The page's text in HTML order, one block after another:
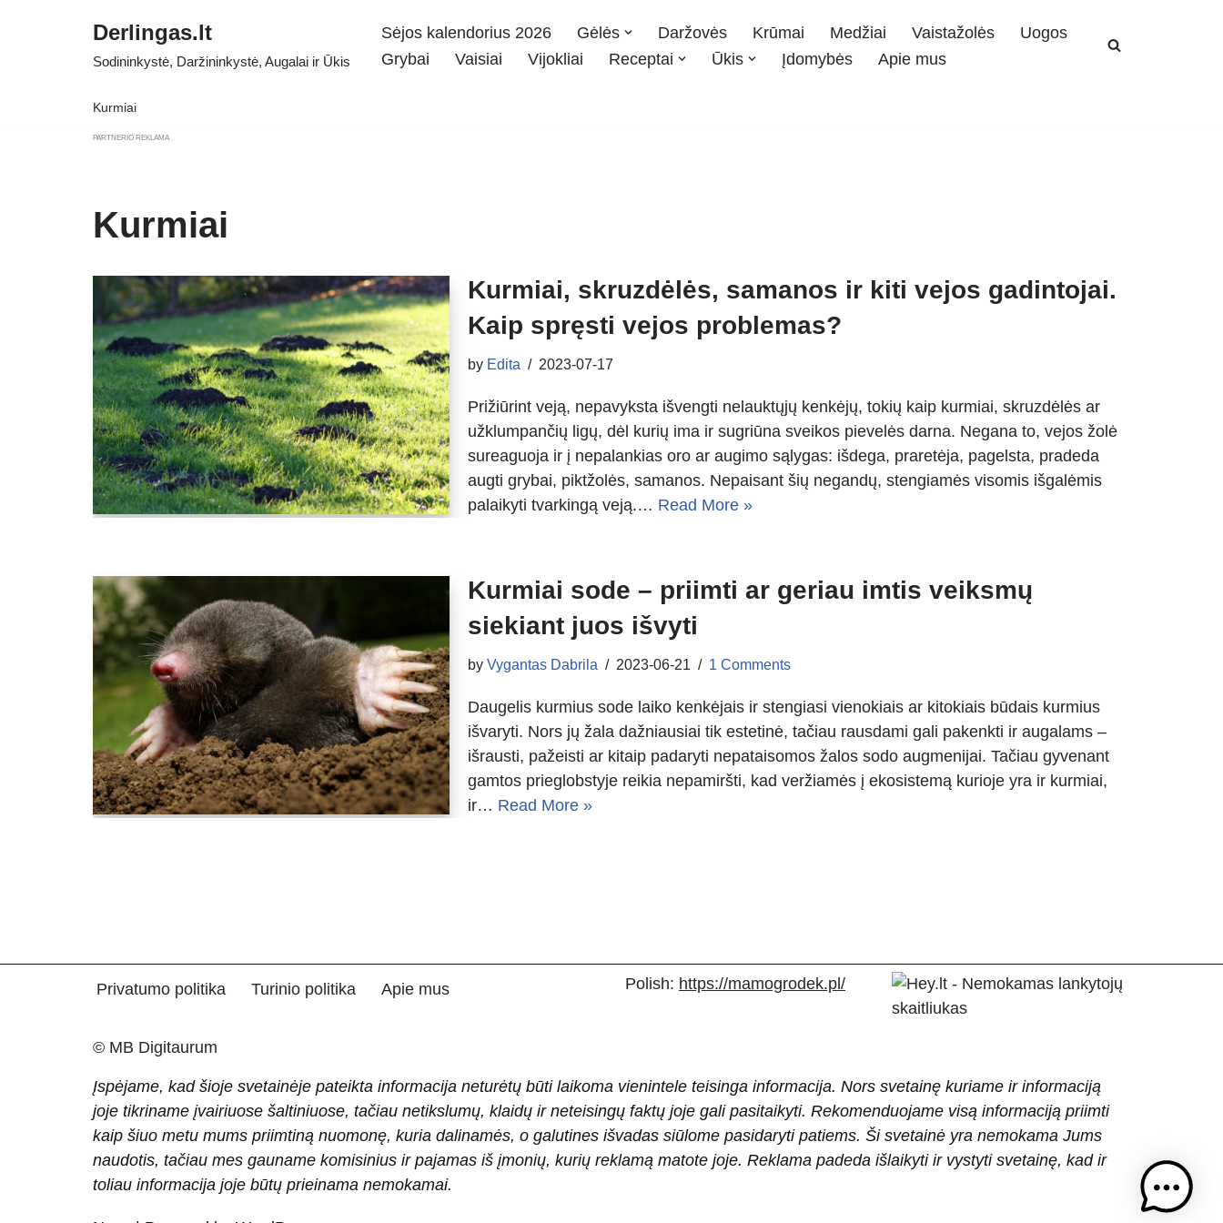
Derlingas.lt
Sodininkystė, Daržininkystė, Augalai ir Ūkis
Sėjos kalendorius 2026 Gėlės Daržovės Krūmai Medžiai Vaistažolės
Uogos
Grybai
Vaisiai Vijokliai Receptai Ūkis Įdomybės Apie mus
Kurmiai
PARTNERIO REKLAMA
Kurmiai
Kurmiai, skruzdėlės, samanos ir kiti vejos gadintojai.
Kaip spręsti vejos problemas?
by Edita 2023-07-17
Prižiūrint veją, nepavyksta išvengti nelauktųjų kenkėjų, tokių kaip kurmiai, skruzdėlės ar
užklumpančių ligų, dėl kurių ima ir sugriūna sveikos pievelės darna. Negana to, vejos žolė
sureaguoja ir į nepalankias oro ar augimo sąlygas: išdega, praretėja, pagelsta, pradeda
augti grybai, piktžolės, samanos. Nepaisant šių negandų, stengiamės visomis išgalėmis
palaikyti tvarkingą veją.… Read More »
Kurmiai sode – priimti ar geriau imtis veiksmų
siekiant juos išvyti
by Vygantas Dabrila 2023-06-21 1 Comments
Daugelis kurmius sode laiko kenkėjais ir stengiasi vienokiais ar kitokiais būdais kurmius
išvaryti. Nors jų žala dažniausiai tik estetinė, tačiau rausdami gali pakenkti ir augalams –
išrausti, pažeisti ar kitaip padaryti nepataisomos žalos sodo augmenijai. Tačiau gyvenant
gamtos prieglobstyje reikia nepamiršti, kad veržiamės į ekosistemą kurioje yra ir kurmiai,
ir… Read More »
Privatumo politika Turinio politika Apie mus Polish: https://mamogrodek.pl/
© MB Digitaurum
Įspėjame, kad šioje svetainėje pateikta informacija neturėtų būti laikoma vienintele teisinga informacija. Nors svetainę kuriame ir informaciją
joje tikriname įvairiuose šaltiniuose, tačiau netikslumų, klaidų ir neteisingų faktų joje gali pasitaikyti. Rekomenduojame visą informaciją priimti
kaip šiuo metu mums priimtiną nuomonę, kuria dalinamės, o galutines išvadas siūlome pasidaryti patiems. Ši svetainė yra nemokama Jums
naudotis, tačiau mes gauname komisinius ir pajamas iš įmonių, kurių reklamą matote joje. Reklama padeda išlaikyti ir vystyti svetainę, kad ir
toliau informacija joje būtų prieinama nemokamai.